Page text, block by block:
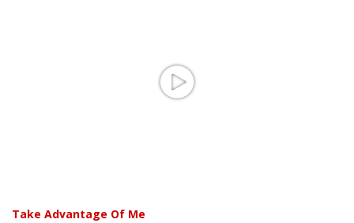
Take Advantage Of Me